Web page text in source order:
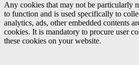
Any cookies that may not be particularly
to function and is used specifically to
analytics, ads, other embedded contents
cookies. It is mandatory to procure user
these cookies on your website.